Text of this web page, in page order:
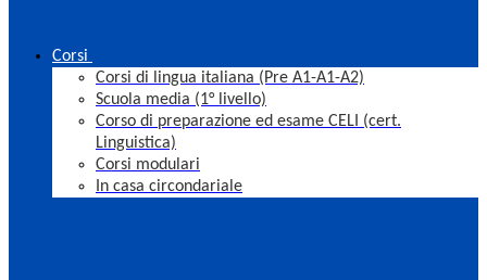
Corsi
Corsi di lingua italiana (Pre A1-A1-A2)
Scuola media (1° livello)
Corso di preparazione ed esame CELI (cert.
Linguistica)
Corsi modulari
In casa circondariale